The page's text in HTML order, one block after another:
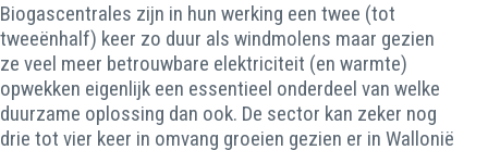
Biogascentrales zijn in hun werking een twee (tot
tweeënhalf) keer zo duur als windmolens maar gezien
ze veel meer betrouwbare elektriciteit (en warmte)
opwekken eigenlijk een essentieel onderdeel van welke
duurzame oplossing dan ook. De sector kan zeker nog
drie tot vier keer in omvang groeien gezien er in Wallonië